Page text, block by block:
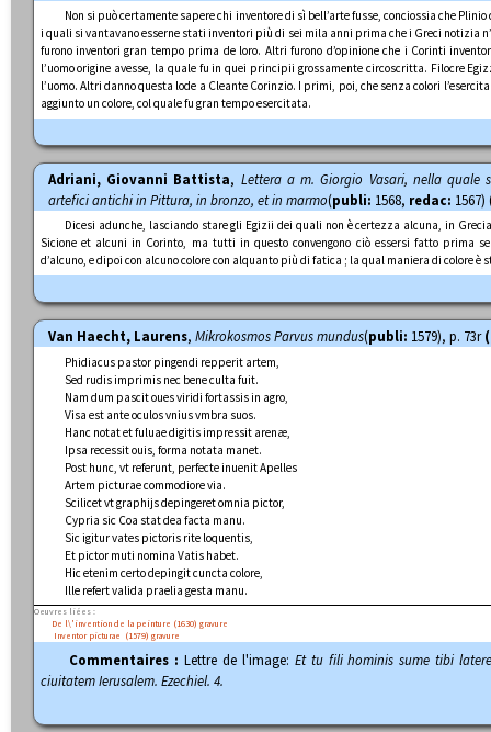
Non si può certamente sapere chi inventore di sì bell’arte fusse, conciossia che
i quali si vantavano esserne stati inventori più di sei mila anni prima che i Greci notizia
furono inventori gran tempo prima de loro. Altri furono d’opinione che i Corinti
l’uomo origine avesse, la quale fu in quei principii grossamente circoscritta. Filocre
l’uomo. Altri danno questa lode a Cleante Corinzio. I primi, poi, che senza colori
aggiunto un colore, col quale fu gran tempo esercitata.
Adriani, Giovanni Battista, Lettera a m. Giorgio Vasari, nella quale
artefici antichi in Pittura, in bronzo, et in marmo(publi: 1568, redac:
Dicesi adunche, lasciando stare gli Egizii dei quali non è certezza alcuna, in
Sicione et alcuni in Corinto, ma tutti in questo convengono ciò essersi fatto prima
d’alcuno, e dipoi con alcuno colore con alquanto più di fatica ; la qual maniera di colore è
Van Haecht, Laurens, Mikrokosmos Parvus mundus(publi: 1579), p. 73r
Phidiacus pastor pingendi repperit artem,
Sed rudis imprimis nec bene culta fuit.
Nam dum pascit oues viridi fortassis in agro,
Visa est ante oculos vnius vmbra suos.
Hanc notat et fuluae digitis impressit arenæ,
Ipsa recessit ouis, forma notata manet.
Post hunc, vt referunt, perfecte inuenit Apelles
Artem picturae commodiore via.
Scilicet vt graphijs depingeret omnia pictor,
Cypria sic Coa stat dea facta manu.
Sic igitur vates pictoris rite loquentis,
Et pictor muti nomina Vatis habet.
Hic etenim certo depingit cuncta colore,
Ille refert valida praelia gesta manu.
Oeuvres liées :
De l\'invention de la peinture (1630) gravure
Inventor picturae (1579) gravure
Commentaires : Lettre de l'image: Et tu fili hominis sume tibi
ciuitatem Ierusalem. Ezechiel. 4.